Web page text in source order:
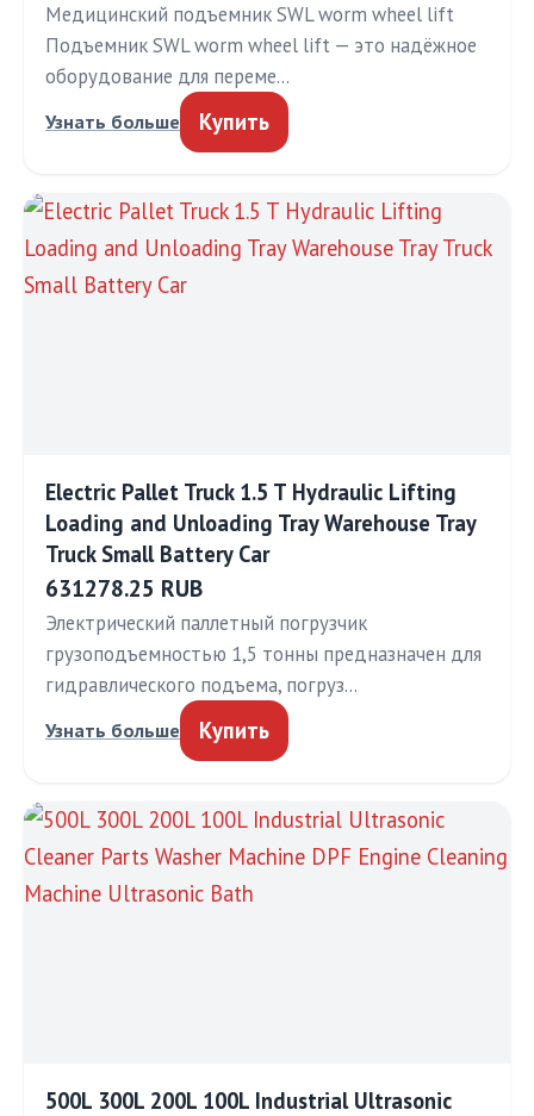
Медицинский подъемник SWL worm wheel lift
Подъемник SWL worm wheel lift — это надёжное
оборудование для переме…
Узнать больше Купить
Electric Pallet Truck 1.5 T Hydraulic Lifting
Loading and Unloading Tray Warehouse Tray
Truck Small Battery Car
631278.25 RUB
Электрический паллетный погрузчик
грузоподъемностью 1,5 тонны предназначен для
гидравлического подъема, погруз…
Узнать больше Купить
500L 300L 200L 100L Industrial Ultrasonic